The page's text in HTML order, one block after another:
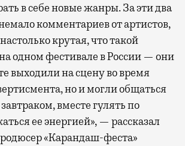
в себе новые жанры. За эти два
комментариев от артистов,
крутая, что такой
одном фестивале в России — они
выходили на сцену во время
но и могли общаться
вместе гулять по
ее энергией», — рассказал
«Карандаш-феста»